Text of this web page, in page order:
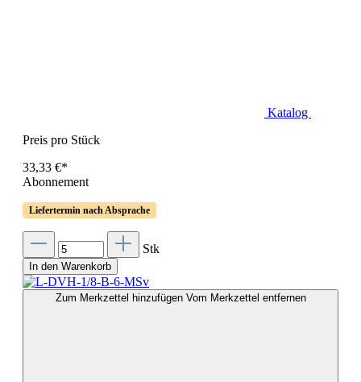
Katalog
Preis pro Stück
33,33 €*
Abonnement
Liefertermin nach Absprache
Stk
In den Warenkorb
Zum Merkzettel hinzufügen Vom Merkzettel entfernen